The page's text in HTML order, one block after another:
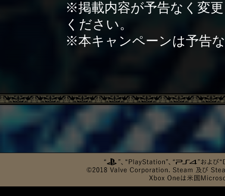
※掲載内容が予告なく変
ください。
※本キャンペーンは予告